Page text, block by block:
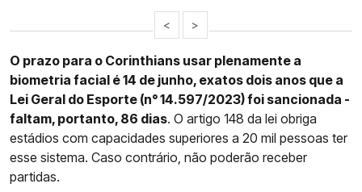
< >
O prazo para o Corinthians usar plenamente a
biometria facial é 14 de junho, exatos dois anos que a
Lei Geral do Esporte (n° 14.597/2023) foi sancionada -
faltam, portanto, 86 dias. O artigo 148 da lei obriga
estádios com capacidades superiores a 20 mil pessoas ter
esse sistema. Caso contrário, não poderão receber
partidas.